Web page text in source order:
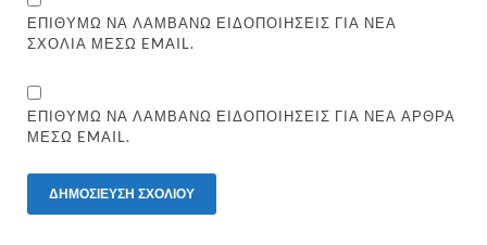
ΕΠΙΘΥΜΏ ΝΑ ΛΑΜΒΆΝΩ ΕΙΔΟΠΟΙΉΣΕΙΣ ΓΙΑ ΝΈΑ
ΣΧΌΛΙΑ ΜΈΣΩ EMAIL.
ΕΠΙΘΥΜΏ ΝΑ ΛΑΜΒΆΝΩ ΕΙΔΟΠΟΙΉΣΕΙΣ ΓΙΑ ΝΈΑ ΆΡΘΡΑ
ΜΈΣΩ EMAIL.